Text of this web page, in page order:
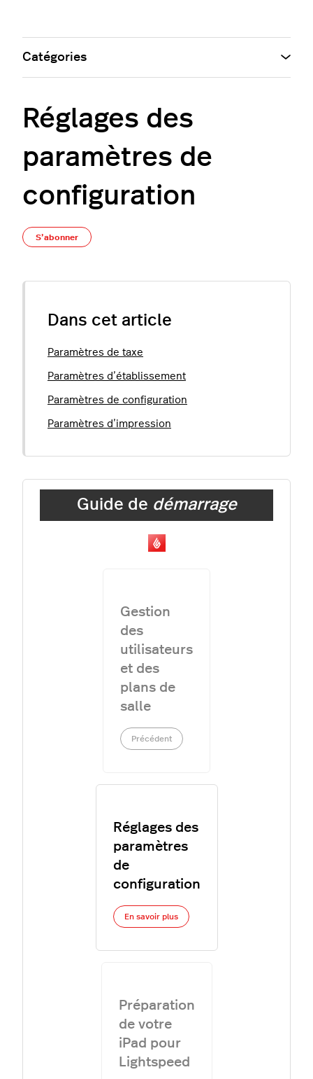
Réglages des
paramètres de
configuration
S’abonner
Dans cet article
Paramètres de taxe
Paramètres d’établissement
Paramètres de configuration
Paramètres d’impression
Guide de démarrage
Gestion
des
utilisateurs
et des
plans de
salle
Précédent
Réglages des
paramètres
de
configuration
En savoir plus
Préparation
de votre
iPad pour
Lightspeed
Catégories